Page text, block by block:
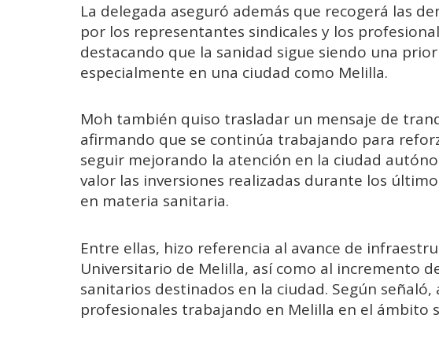
La delegada aseguró además que recogerá las
por los representantes sindicales y los
destacando que la sanidad sigue siendo una
especialmente en una ciudad como Melilla.
Moh también quiso trasladar un mensaje de
afirmando que se continúa trabajando para
seguir mejorando la atención en la ciudad
valor las inversiones realizadas durante los
en materia sanitaria.
Entre ellas, hizo referencia al avance de
Universitario de Melilla, así como al incremento
sanitarios destinados en la ciudad. Según señaló,
profesionales trabajando en Melilla en el ámbito